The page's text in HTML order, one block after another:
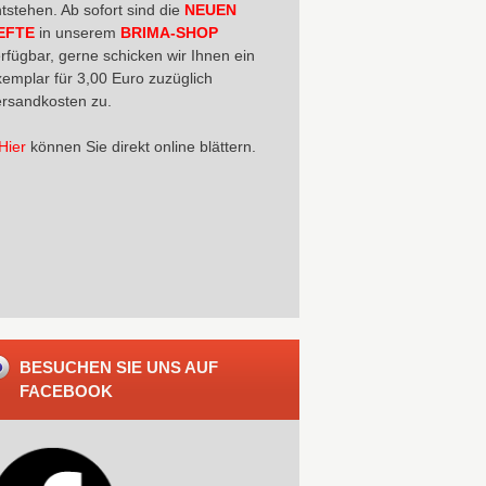
Ab sofort sind die NEUEN
in unserem BRIMA-SHOP
gerne schicken wir Ihnen ein
für 3,00 Euro zuzüglich
zu.
können Sie direkt online blättern.
BESUCHEN SIE UNS AUF
FACEBOOK